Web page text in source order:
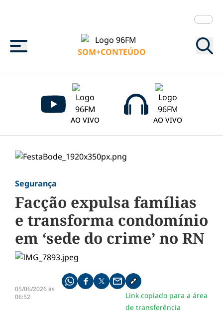
Menu
SOM+CONTEÚDO
AO VIVO AO VIVO
Segurança
Facção expulsa famílias
e transforma condomínio
em ‘sede do crime’ no RN
05/06/2026 às
06:52
Compartilhe pelo whatsapp
Compartilhar no facebook
Compartilhar no twitter
Compartilhe pelo email
Copiar link da notícia
Link copiado para a área
de transferência